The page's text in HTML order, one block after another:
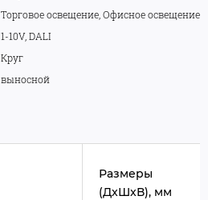
Торговое освещение, Офисное освещение
1-10V, DALI
Круг
выносной
Размеры
(ДxШxВ), мм